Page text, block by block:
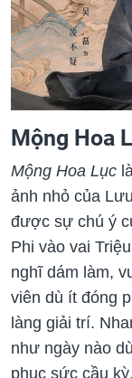
Mộng Hoa
Mộng Hoa Lục
ảnh nhỏ của
được sự chú ý
Phi vào vai
nghĩ dám làm,
viên dù ít đóng
làng giải trí.
như ngày nào
phục sức cầu